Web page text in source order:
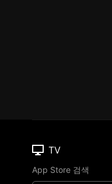
TV
App Store 검색